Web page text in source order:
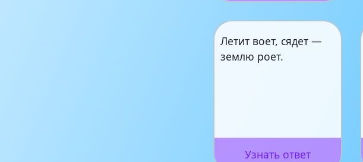
Летит воет, сядет —
землю роет.
Узнать ответ